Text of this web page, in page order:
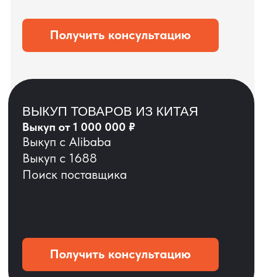
ДО ОПЛАТЫ
ОСТАВЬТЕ ЗАЯВКУ
Мы вернёмся с расчётом и фото после
технической проверки
Оставить заявку